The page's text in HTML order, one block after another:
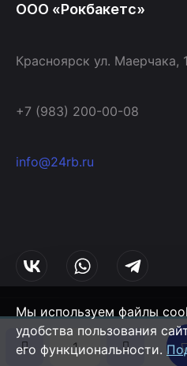
ООО «Рокбакетс»
Красноярск ул. Маерчака,
+7 (983) 200-00-08
info@24rb.ru
© 2014 - 2026 |
Политика
Мы используем файлы
удобства пользования
его функциональности.